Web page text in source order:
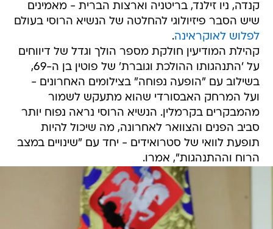
קנדה, ניו זילנד, בריטניה וארצות הברית - מאמינים
שיש הסבר פיזיולוגי להחלטה של הנשיא הרוסי בעולם
לפלוש לאוקראינה.
קהילת המודיעין חולקת מספר הולך וגדל של דיווחים
על 'התנהגותו ההולכת וגוברת' של פוטין בן ה-69,
בשילוב עם "הופעה נפוחה" בצילומים האחרונים -
ועל המרחק האבסורדי שהוא מתעקש לשמור
מהמבקרים בקרמלין. הנשיא הרוסי נראה נפוח יותר
סביב הפנים והצוואר לאחרונה, מה שיכול להיות
תופעת לוואי של סטרואידים - יחד עם "שינויים במצב
הרוח וההתנהגות", אמרו.